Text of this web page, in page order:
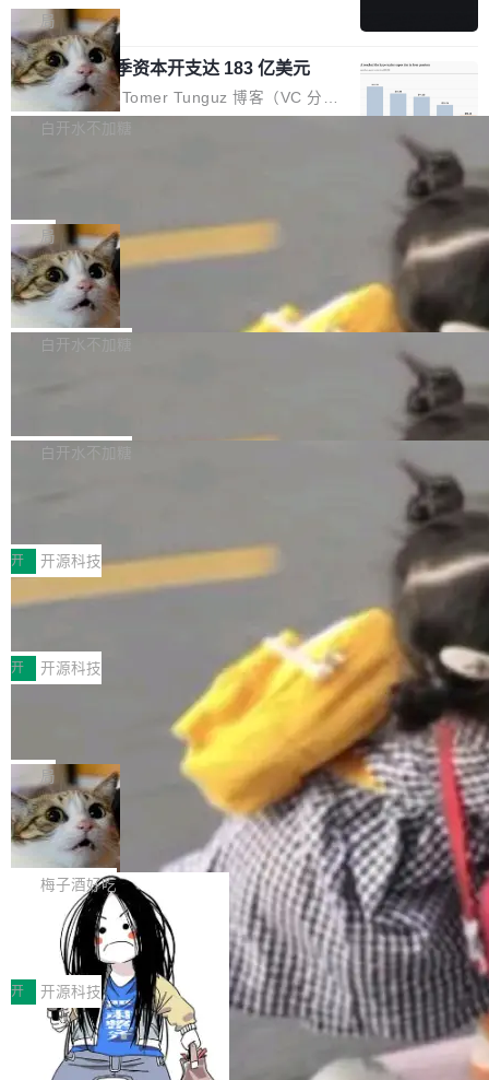
了。 闲置的 cell 会休眠到几乎不占资源。当 cel
l 迁移或唤醒时，新宿主从 S3 恢复 SQLite 数据
库继续执行。存储库是持久化的唯一真相...
例如iQOO Z11i、REDMI Note 17、REDMI No
te 17 Pro、OPPO K15，要么是vivo X300 E这
样的次旗舰。 Galaxy Z Fold8 Ultra / Z Fold8 /
Z Flip8三款折叠屏新机均在7月22日发布，且全
部搭载骁龙8 Elite Gen5 for Galaxy，它们本该
个在 git commit 之间记录每一次编辑操作的版
本控制系统。目前处于 Early Access 阶段。 De
ltaDB 的核心思路直接写在 landing page 最显
眼的位置：「Software is made between com
mits」——软件是在 commit 之间写出来的。git
是把这段空隙补上。 回退到任何一次编辑：Delt
aDB 捕获 commit 之间的每一次操作，...
局
SpaceXAI 单季资本开支达 183 亿美元
根据风险投资人Tomer Tunguz 博客（VC 分
析）披露的最新分析与第二季度业绩报告，Spac
微软同期总资本开支的四成。 与亚马逊、Alpha
bet、微软以及 Meta 等传统科技巨头相比，Spa
ceXAI的资金消耗速度尤为引人瞩目。然而，支
撑庞大支出的资金来源却呈现出截然不同的面
貌。数据显示，微软和 Meta 主要依托充沛的经
白开水不加糖
一个在终端里运行的编程 agent；Muse Spark
1.2，驱动这个 agent 的新模型。一句话概括：
你可以用 curl -fsSL https://dev.meta.ai/install.
sh | bash 安装一个能在大项目里自动规划、写
代码、验证结果的 AI 终端工具。 据介绍，Muse
个主 agent 循环，外加一组后台 agent。这些后
局
美团开源 LoHoSearch，用知识图谱校
准 AI 能力认知
机器出题的前提，是让机器拥有全局视野。整个
构建流程可以分为四个环节：建图 → 控制难度
白开水不加糖
库，并将作为transport接入Mooncake TENT。
MPComm将作为一种传输引擎接入Mooncake T
ENT，实现零拷贝传输性能提升30%、非零拷贝
传输性能最高提升5倍。UCL-MPComm底层基
于自研UCL-Engine通信引擎，后续腾讯网平将
持续开源更多基于UCL-Engine的高性能通信组
件。 腾讯网平团队在UCL-MPComm中实现了一
个独立于业务线程的全局通信引擎（Engine），
白开水不加糖
型案例入选名单》，深信服“面向企业研发场景的
开源 AI 编程平台 CoStrict 应用”凭借卓越的技术
创新与落地成效成功入选。 全链路私有化部署，
助力企业AI研发安全落地 当前，越来越多企业已
经开始引入 AI Coding 工具，通过调用公有云模
型或企业内部部署模型提升研发效率。但随着 AI
Coding 从个人辅助工具逐步走向团队级、组织
级应用，企业在规模化落地过程中，对安全性、
可控性和代码质量提出了更高要求。 首先是数据
安全与合规要求。对于大多数普通研发场景，公
有云模型能够满足快速试用和效率提升的需求。
但对于金融、能源、医疗等对数据安全要求较...
开 开源科技
深信服AI算力网关入选工信部人工智能
前不久，工业和信息化部正式发布《2025年人工
智能应用典型案例名单》，集中展示人工智能在
各领域的应用成果，覆盖技术底座、行业赋能、
产品应用、支撑保障、专题等五大方向。深信服
AI算力网关（AI创新平台）成功入选！ 随着各行
各业的Agent走向规模化建设，算力构成形态逐
渐丰富，用户关注的重点也在发生变化：不只是
让AI用起来，还要进一步看清混合算力时代下，
Token花在哪里、算力是否被充分利用，以及持
续增长的AI成本该如何优化。 深信服AI算力网关
正是围绕这些实际问题，从Token治理和成本治
理两个方面，让用户的每一份算力都看得清、管
得住、用得稳、省得下、更安全！ 一、从现在开
始，Token使用一目...
开 开源科技
Jeff Dean 离开 Google：一个时代的结
束，一个实验室的开始
Google 员工编号 20。MapReduce 作者之一。
Bigtable 作者之一。TensorFlow 的作者之一。
Gemini 的架构师。Google 首席科学家。 Jeff D
ean 在 Google 工作了 27 年后，宣布离职。 他
不是一个人走。一同离开的还有 Sanjay Ghema
wat（Google 员工编号 23，Jeff Dean 二十多
年的编程搭档，MapReduce 和 Bigtable 的共同
作者）、Quoc Le（Google 大脑核心成员，Se
q2Seq 和 DocAI 的共同发明人）以及 Oriol Vin
yals（Gemini 联合负责人，AlphaSta...
局
🔥 SolonCode v2026.8.4 发布：界面
字体可调、22 种语言、记忆搜索增强
打开终端就能上岗的全中文编码智能体，这一轮
把「看得清、用母语、记得住」三件事一次补
齐。 SolonCode 是什么 SolonCode 是杭州无
耳科技研发的企业级终端编码智能体——一位全
中文驱动的数字员工，自主理解需求、规划步
骤、编写代码。不挑模型、不挑平台，curl 一行
装完即用。 开源地址：Gitee · GitCode · GitHu
b 安装 支持 Java 8+（8~26）、macOS / Linu
x / Windows / Harmony PC。 # macOS / Linu
梅子酒好吃
让“代码语义理解”深度释放AI Coding
价值潜能：华为云码道（CodeArts）
代码仓技术解析
一、代码仓深度理解技术的作用与价值 在软件工
程实践中，代码仓是企业核心知识资产的主要载
体。企业级代码仓库通常包含数十万乃至数百万
个文件，其规模远超单次模型调用可承载的上下
文窗口。随着项目规模的持续扩张与代码历史的
开 开源科技
一条“删库”命令跑 17 小时，算法工程
师删光 89TB 数据只为干私活
最高人民检察院8月4日公布了一起案件：北京一